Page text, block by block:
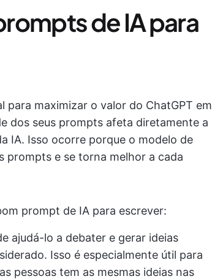
de IA para
maximizar o valor do ChatGPT em
dos seus prompts afeta diretamente a
IA. Isso ocorre porque o modelo de
prompts e se torna melhor a cada
prompt de IA para escrever:
ajudá-lo a debater e gerar ideias
Isso é especialmente útil para
pessoas tem as mesmas ideias nas